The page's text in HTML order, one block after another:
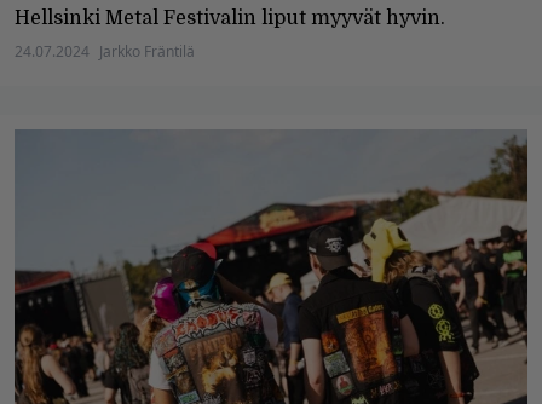
Hellsinki Metal Festivalin liput myyvät hyvin.
24.07.2024 Jarkko Fräntilä